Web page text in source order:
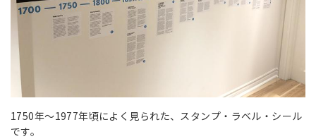
1750年〜1977年頃によく見られた、スタンプ・ラベル・シール
です。